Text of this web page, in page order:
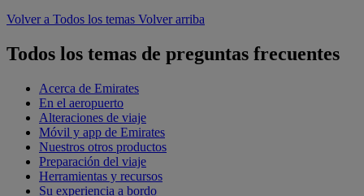
Volver a Todos los temas Volver arriba
Todos los temas de preguntas frecuentes
Acerca de Emirates
En el aeropuerto
Alteraciones de viaje
Móvil y app de Emirates
Nuestros otros productos
Preparación del viaje
Herramientas y recursos
Su experiencia a bordo